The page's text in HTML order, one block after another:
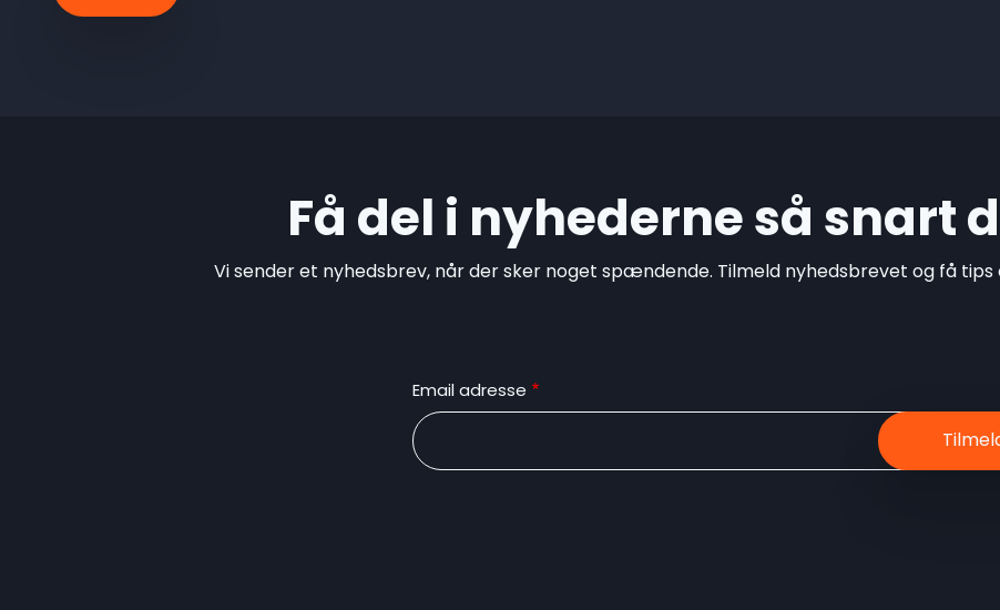
Få del i nyhederne så snart
Vi sender et nyhedsbrev, når der sker noget spændende. Tilmeld nyhedsbrevet og få tips
Email adresse